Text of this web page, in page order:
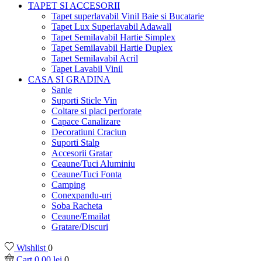
TAPET SI ACCESORII
Tapet superlavabil Vinil Baie si Bucatarie
Tapet Lux Superlavabil Adawall
Tapet Semilavabil Hartie Simplex
Tapet Semilavabil Hartie Duplex
Tapet Semilavabil Acril
Tapet Lavabil Vinil
CASA SI GRADINA
Sanie
Suporti Sticle Vin
Coltare si placi perforate
Capace Canalizare
Decoratiuni Craciun
Suporti Stalp
Accesorii Gratar
Ceaune/Tuci Aluminiu
Ceaune/Tuci Fonta
Camping
Conexpandu-uri
Soba Racheta
Ceaune/Emailat
Gratare/Discuri
Wishlist 0